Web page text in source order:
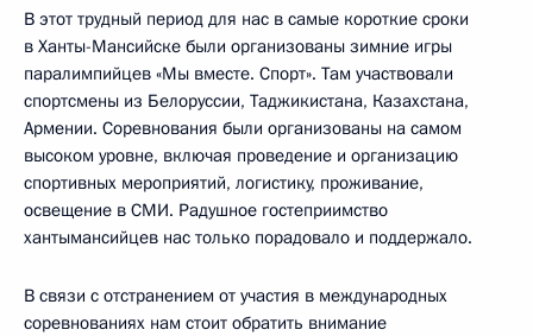
В этот трудный период для нас в самые короткие сроки
в Ханты-Мансийске были организованы зимние игры
паралимпийцев «Мы вместе. Спорт». Там участвовали
спортсмены из Белоруссии, Таджикистана, Казахстана,
Армении. Соревнования были организованы на самом
высоком уровне, включая проведение и организацию
спортивных мероприятий, логистику, проживание,
освещение в СМИ. Радушное гостеприимство
хантымансийцев нас только порадовало и поддержало.
В связи с отстранением от участия в международных
соревнованиях нам стоит обратить внимание